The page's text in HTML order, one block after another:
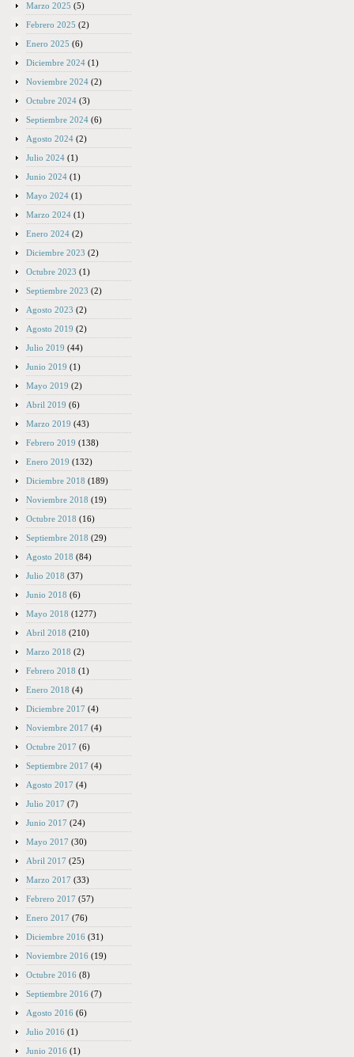
Marzo 2025 (5)
Febrero 2025 (2)
Enero 2025 (6)
Diciembre 2024 (1)
Noviembre 2024 (2)
Octubre 2024 (3)
Septiembre 2024 (6)
Agosto 2024 (2)
Julio 2024 (1)
Junio 2024 (1)
Mayo 2024 (1)
Marzo 2024 (1)
Enero 2024 (2)
Diciembre 2023 (2)
Octubre 2023 (1)
Septiembre 2023 (2)
Agosto 2023 (2)
Agosto 2019 (2)
Julio 2019 (44)
Junio 2019 (1)
Mayo 2019 (2)
Abril 2019 (6)
Marzo 2019 (43)
Febrero 2019 (138)
Enero 2019 (132)
Diciembre 2018 (189)
Noviembre 2018 (19)
Octubre 2018 (16)
Septiembre 2018 (29)
Agosto 2018 (84)
Julio 2018 (37)
Junio 2018 (6)
Mayo 2018 (1277)
Abril 2018 (210)
Marzo 2018 (2)
Febrero 2018 (1)
Enero 2018 (4)
Diciembre 2017 (4)
Noviembre 2017 (4)
Octubre 2017 (6)
Septiembre 2017 (4)
Agosto 2017 (4)
Julio 2017 (7)
Junio 2017 (24)
Mayo 2017 (30)
Abril 2017 (25)
Marzo 2017 (33)
Febrero 2017 (57)
Enero 2017 (76)
Diciembre 2016 (31)
Noviembre 2016 (19)
Octubre 2016 (8)
Septiembre 2016 (7)
Agosto 2016 (6)
Julio 2016 (1)
Junio 2016 (1)